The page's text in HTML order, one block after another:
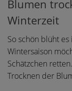
Blumen
Winterzeit
So schön blüht
Wintersaison
Schätzchen
Trocknen der